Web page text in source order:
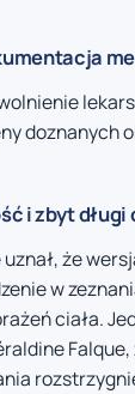
doznanych
i zbyt
uznał, że
w
ciała.